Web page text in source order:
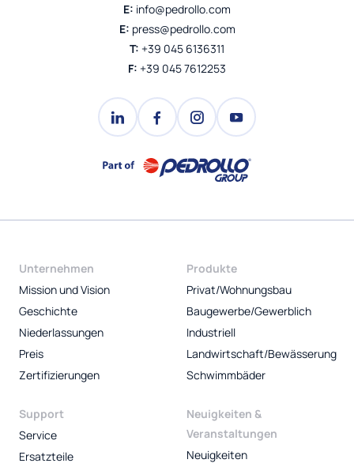
E: info@pedrollo.com
E: press@pedrollo.com
T: +39 045 6136311
F: +39 045 7612253
Unternehmen
Mission und Vision
Geschichte
Niederlassungen
Preis
Zertifizierungen
Produkte
Privat/Wohnungsbau
Baugewerbe/Gewerblich
Industriell
Landwirtschaft/Bewässerung
Schwimmbäder
Support
Service
Ersatzteile
Neuigkeiten &
Veranstaltungen
Neuigkeiten